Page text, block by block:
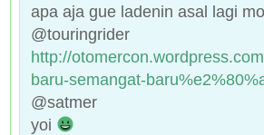
apa aja gue ladenin asal lagi
@touringrider
http://
baru-semangat-
@satmer
yoi